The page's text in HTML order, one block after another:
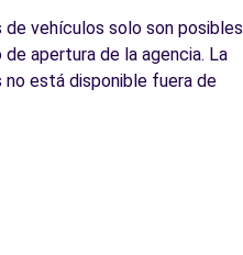
de vehículos solo son posibles
apertura de la agencia. La
está disponible fuera de